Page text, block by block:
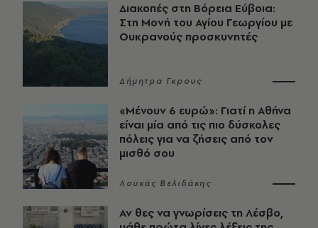
Διακοπές στη Βόρεια Εύβοια:
Στη Μονή του Αγίου Γεωργίου με
Ουκρανούς προσκυνητές
Δήμητρα Γκρους
«Μένουν 6 ευρώ»: Γιατί η Αθήνα
είναι μία από τις πιο δύσκολες
πόλεις για να ζήσεις από τον
μισθό σου
Λουκάς Βελιδάκης
Αν θες να γνωρίσεις τη Λέσβο,